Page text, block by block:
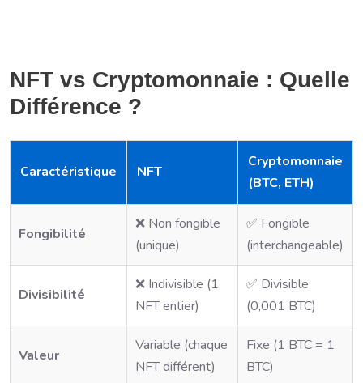
NFT vs Cryptomonnaie : Quelle
Différence ?
Caractéristique NFT
Cryptomonnaie
(BTC, ETH)
Fongibilité
❌ Non fongible
(unique)
✅ Fongible
(interchangeable)
Divisibilité
❌ Indivisible (1
NFT entier)
✅ Divisible
(0,001 BTC)
Valeur
Variable (chaque
NFT différent)
Fixe (1 BTC = 1
BTC)